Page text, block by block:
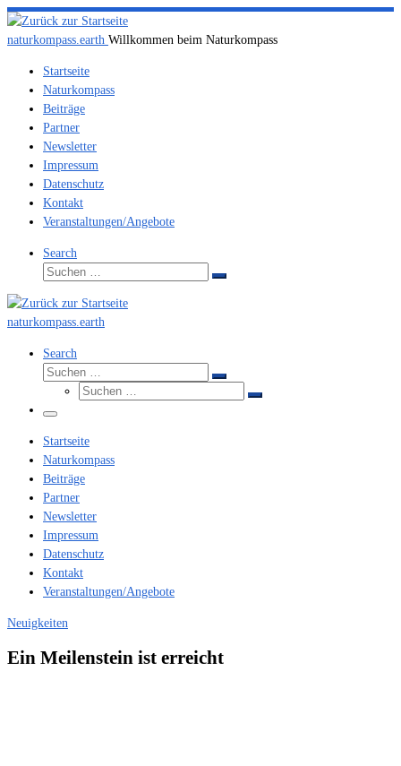
Zum
Inhalt
naturkompass.earth Willkommen beim Naturkompass
Startseite
Naturkompass
Beiträge
Partner
Newsletter
Impressum
Datenschutz
Kontakt
Veranstaltungen/Angebote
Search
Suche
Suchen
naturkompass.earth
Search
Suche
Suchen
Suche
Suchen
Menü
Startseite
Naturkompass
Beiträge
Partner
Newsletter
Impressum
Datenschutz
Kontakt
Veranstaltungen/Angebote
Neuigkeiten
Ein Meilenstein ist erreicht